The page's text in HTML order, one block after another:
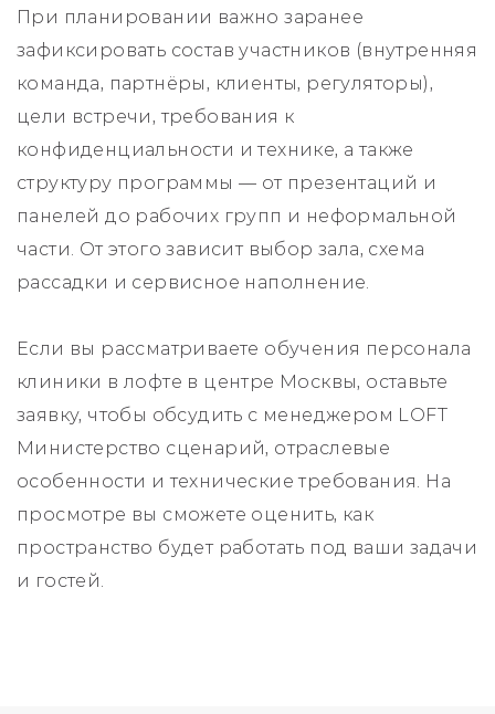
При планировании важно заранее
зафиксировать состав участников (внутренняя
команда, партнёры, клиенты, регуляторы),
цели встречи, требования к
конфиденциальности и технике, а также
структуру программы — от презентаций и
панелей до рабочих групп и неформальной
части. От этого зависит выбор зала, схема
рассадки и сервисное наполнение.
Если вы рассматриваете обучения персонала
клиники в лофте в центре Москвы, оставьте
заявку, чтобы обсудить с менеджером LOFT
Министерство сценарий, отраслевые
особенности и технические требования. На
просмотре вы сможете оценить, как
пространство будет работать под ваши задачи
и гостей.